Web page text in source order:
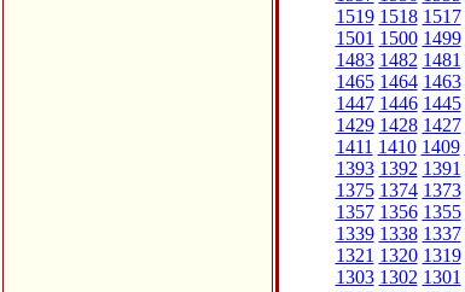
1519 1518 1517
1501 1500 1499
1483 1482 1481
1465 1464 1463
1447 1446 1445
1429 1428 1427
1411 1410 1409
1393 1392 1391
1375 1374 1373
1357 1356 1355
1339 1338 1337
1321 1320 1319
1303 1302 1301